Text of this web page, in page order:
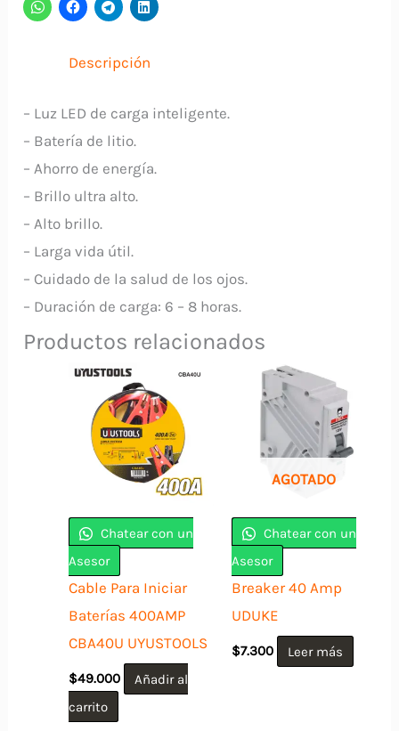
TOOLS
Descripción
– Luz LED de carga inteligente.
– Batería de litio.
– Ahorro de energía.
– Brillo ultra alto.
– Alto brillo.
– Larga vida útil.
– Cuidado de la salud de los ojos.
– Duración de carga: 6 – 8 horas.
Productos relacionados
Chatear con un
Asesor
Cable Para Iniciar
Baterías 400AMP
CBA40U UYUSTOOLS
$49.000
Añadir al
carrito
AGOTADO
Chatear con un
Asesor
Breaker 40 Amp
UDUKE
$7.300 Leer más